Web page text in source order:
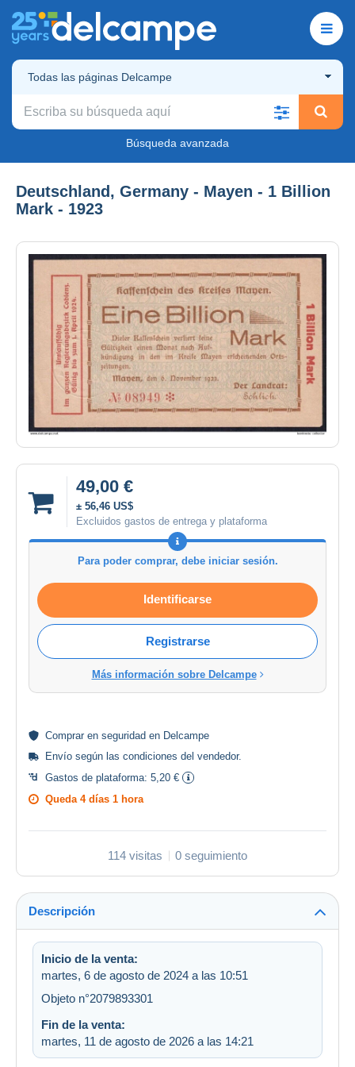
Todas las páginas Delcampe
Búsqueda avanzada
Deutschland, Germany - Mayen - 1 Billion
Mark - 1923
49,00 €
± 56,46 US$
Excluidos gastos de entrega y plataforma
Para poder comprar, debe iniciar sesión.
Identificarse
Registrarse
Más información sobre Delcampe
Comprar en seguridad en Delcampe
Envío según las condiciones del vendedor.
Gastos de plataforma: 5,20 €
Queda 4 días 1 hora
114 visitas 0 seguimiento
Descripción
Inicio de la venta:
martes, 6 de agosto de 2024 a las 10:51
Objeto n°2079893301
Fin de la venta:
martes, 11 de agosto de 2026 a las 14:21